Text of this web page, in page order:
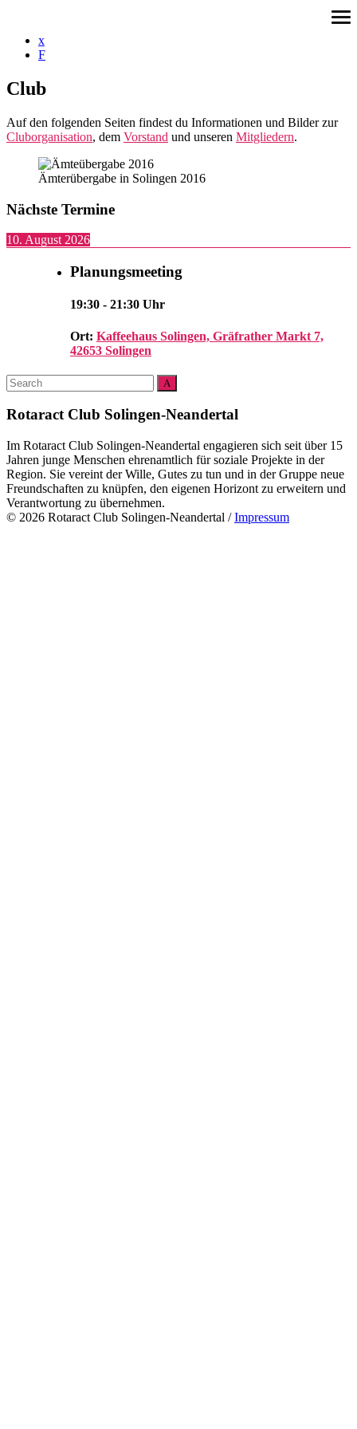
content
Club
Auf den folgenden Seiten findest du Informationen und Bilder zur
Cluborganisation, dem Vorstand und unseren Mitgliedern.
Ämterübergabe in Solingen 2016
Nächste Termine
10. August 2026
Planungsmeeting
19:30 - 21:30 Uhr
Ort: Kaffeehaus Solingen, Gräfrather Markt 7,
42653 Solingen
Search
for:
Search
Rotaract Club Solingen-Neandertal
Im Rotaract Club Solingen-Neandertal engagieren sich seit über 15
Jahren junge Menschen ehrenamtlich für soziale Projekte in der
Region. Sie vereint der Wille, Gutes zu tun und in der Gruppe neue
Freundschaften zu knüpfen, den eigenen Horizont zu erweitern und
Verantwortung zu übernehmen.
© 2026 Rotaract Club Solingen-Neandertal /Impressum